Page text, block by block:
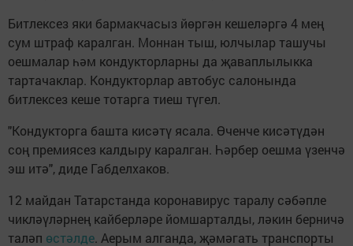
Битлексез яки бармакчасыз йөргән кешеләргә 4 мең
сум штраф каралган. Моннан тыш, юлчылар ташучы
оешмалар һәм кондукторларны да җаваплылыкка
тартачаклар. Кондукторлар автобус салонында
битлексез кеше тотарга тиеш түгел.
"Кондукторга башта кисәтү ясала. Өченче кисәтүдән
соң премиясез калдыру каралган. Һәрбер оешма үзенчә
эш итә", диде Габделхаков.
12 майдан Татарстанда коронавирус таралу сәбәпле
чикләүләрнең кайберләре йомшарталды, ләкин берничә
таләп өстәлде. Аерым алганда, җәмәгать транспорты